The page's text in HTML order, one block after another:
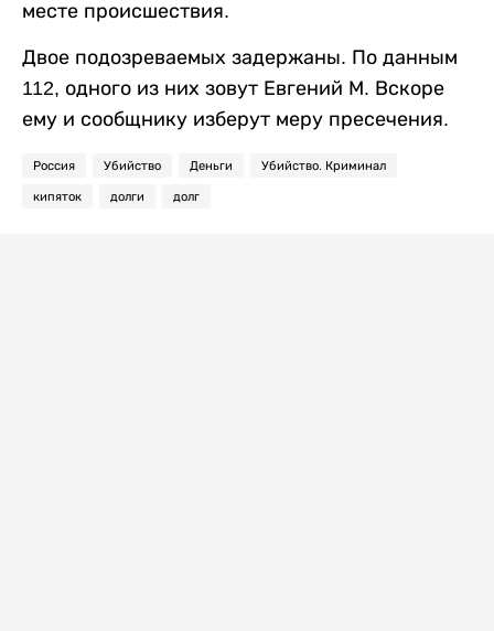
месте происшествия.
Двое подозреваемых задержаны. По данным
112, одного из них зовут Евгений М. Вскоре
ему и сообщнику изберут меру пресечения.
Россия Убийство Деньги Убийство. Криминал
кипяток долги долг